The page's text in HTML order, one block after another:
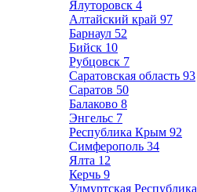
Ялуторовск 4
Алтайский край 97
Барнаул 52
Бийск 10
Рубцовск 7
Саратовская область 93
Саратов 50
Балаково 8
Энгельс 7
Республика Крым 92
Симферополь 34
Ялта 12
Керчь 9
Удмуртская Республика